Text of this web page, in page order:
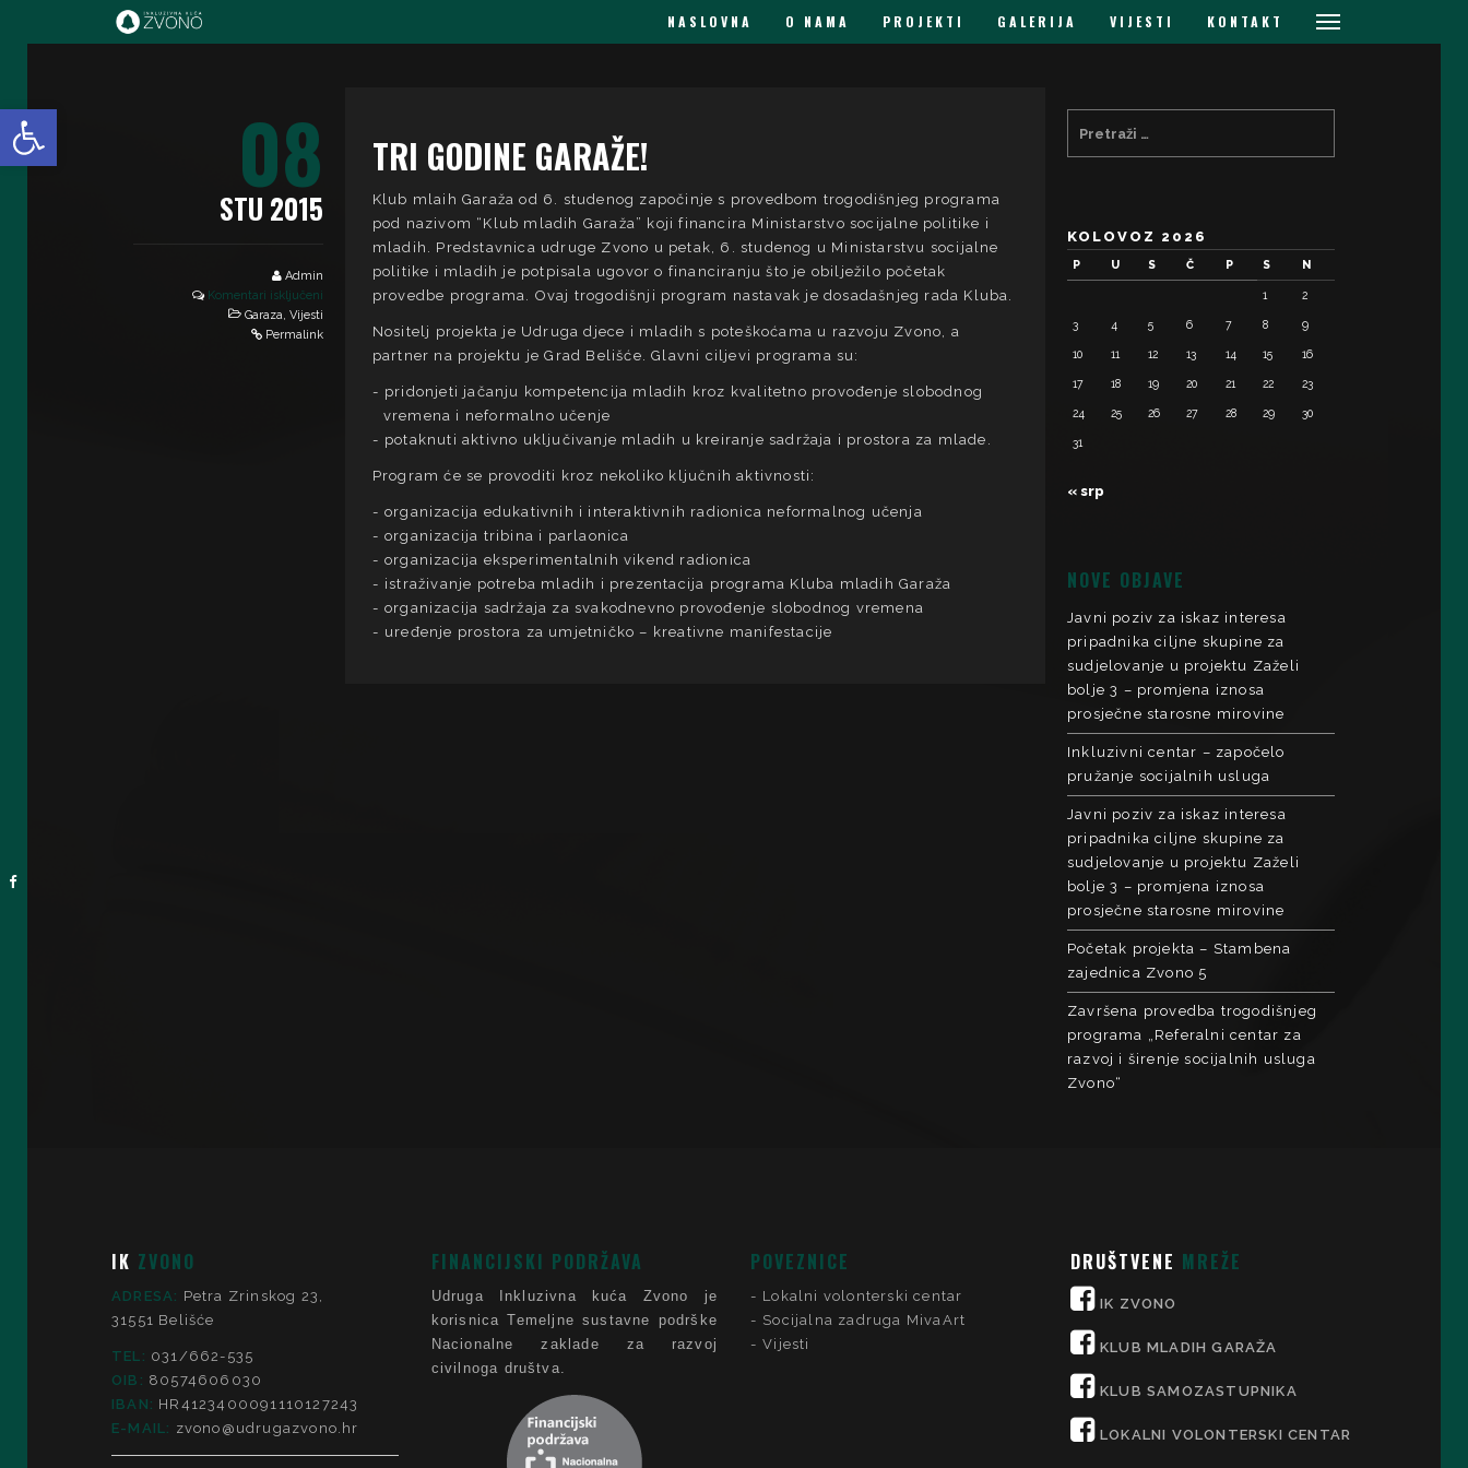
Open toolbar
NASLOVNA O NAMA PROJEKTI GALERIJA VIJESTI KONTAKT
IK Zvono
08
STU 2015
Admin
Komentari isključeni
Garaza, Vijesti
Permalink
TRI GODINE GARAŽE!
Klub mlaih Garaža od 6. studenog započinje s provedbom trogodišnjeg programa
pod nazivom “Klub mladih Garaža” koji financira Ministarstvo socijalne politike i
mladih. Predstavnica udruge Zvono u petak, 6. studenog u Ministarstvu socijalne
politike i mladih je potpisala ugovor o financiranju što je obilježilo početak
provedbe programa. Ovaj trogodišnji program nastavak je dosadašnjeg rada Kluba.
Nositelj projekta je Udruga djece i mladih s poteškoćama u razvoju Zvono, a
partner na projektu je Grad Belišće. Glavni ciljevi programa su:
pridonjeti jačanju kompetencija mladih kroz kvalitetno provođenje slobodnog
vremena i neformalno učenje
potaknuti aktivno uključivanje mladih u kreiranje sadržaja i prostora za mlade.
Program će se provoditi kroz nekoliko ključnih aktivnosti:
organizacija edukativnih i interaktivnih radionica neformalnog učenja
organizacija tribina i parlaonica
organizacija eksperimentalnih vikend radionica
istraživanje potreba mladih i prezentacija programa Kluba mladih Garaža
organizacija sadržaja za svakodnevno provođenje slobodnog vremena
uređenje prostora za umjetničko – kreativne manifestacije
KOLOVOZ 2026
P U S Č P S N
1 2
3 4 5 6 7 8 9
10 11 12 13 14 15 16
17 18 19 20 21 22 23
24 25 26 27 28 29 30
31
« srp
NOVE OBJAVE
Javni poziv za iskaz interesa
pripadnika ciljne skupine za
sudjelovanje u projektu Zaželi
bolje 3 – promjena iznosa
prosječne starosne mirovine
Inkluzivni centar – započelo
pružanje socijalnih usluga
Javni poziv za iskaz interesa
pripadnika ciljne skupine za
sudjelovanje u projektu Zaželi
bolje 3 – promjena iznosa
prosječne starosne mirovine
Početak projekta – Stambena
zajednica Zvono 5
Završena provedba trogodišnjeg
programa „Referalni centar za
razvoj i širenje socijalnih usluga
Zvono“
IK ZVONO
ADRESA: Petra Zrinskog 23,
31551 Belišće
TEL: 031/662-535
OIB: 80574606030
IBAN: HR4123400091110127243
E-MAIL: zvono@udrugazvono.hr
FINANCIJSKI PODRŽAVA
Udruga Inkluzivna kuća Zvono je
korisnica Temeljne sustavne podrške
Nacionalne zaklade za razvoj
civilnoga društva.
POVEZNICE
Lokalni volonterski centar
Socijalna zadruga MivaArt
Vijesti
DRUŠTVENE MREŽE
IK ZVONO
KLUB MLADIH GARAŽA
KLUB SAMOZASTUPNIKA
LOKALNI VOLONTERSKI CENTAR